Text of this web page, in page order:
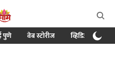
पुणे वेब स्टोरीज व्हिडिओ